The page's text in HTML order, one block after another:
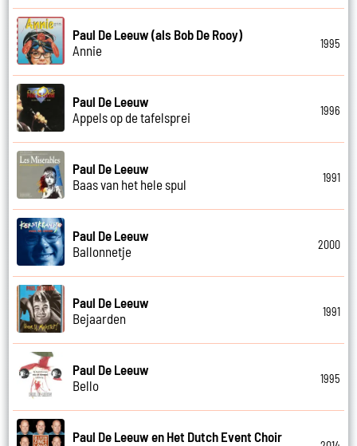
Paul De Leeuw (als Bob De Rooy)
Annie
1995
Paul De Leeuw
Appels op de tafelsprei
1996
Paul De Leeuw
Baas van het hele spul
1991
Paul De Leeuw
Ballonnetje
2000
Paul De Leeuw
Bejaarden
1991
Paul De Leeuw
Bello
1995
Paul De Leeuw en Het Dutch Event Choir